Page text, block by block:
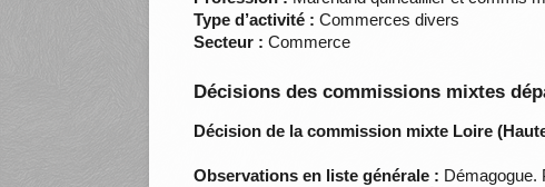
Type d’activité : Commerces divers
Secteur : Commerce
Décisions des commissions mixtes
Décision de la commission mixte Loire
Observations en liste générale : Démagogue.